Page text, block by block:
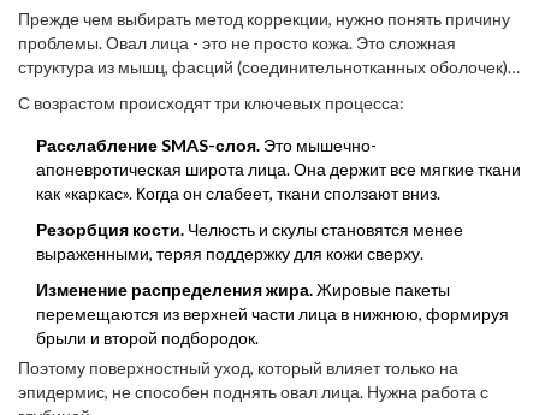
Прежде чем выбирать метод коррекции, нужно понять причину
проблемы. Овал лица - это не просто кожа. Это сложная
структура из мышц, фасций (соединительнотканных оболочек),
С возрастом происходят три ключевых процесса:
Расслабление SMAS-слоя. Это мышечно-
апоневротическая широта лица. Она держит все мягкие ткани
как «каркас». Когда он слабеет, ткани сползают вниз.
Резорбция кости. Челюсть и скулы становятся менее
выраженными, теряя поддержку для кожи сверху.
Изменение распределения жира.Жировые пакеты
перемещаются из верхней части лица в нижнюю, формируя
брыли и второй подбородок.
Поэтому поверхностный уход, который влияет только на
эпидермис, не способен поднять овал лица. Нужна работа с